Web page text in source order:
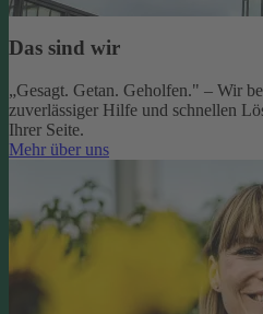
Das sind wir
„Gesagt. Getan. Geholfen." – Wir
zuverlässiger Hilfe und schnellen
Ihrer Seite.
Mehr über uns